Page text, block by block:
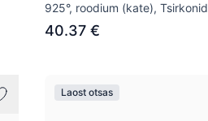
925°, roodium (kate), Tsirkonid
40.37 €
Laost otsas